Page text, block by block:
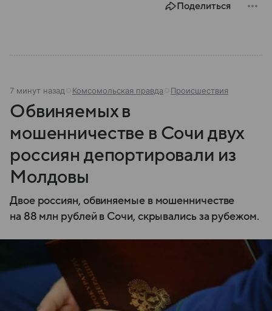
задачи выполняет и какую роль играет вПоделиться
7 минут назад Комсомольская правда Происшествия
Обвиняемых в
мошенничестве в Сочи двух
россиян депортировали из
Молдовы
Двое россиян, обвиняемые в мошенничестве
на 88 млн рублей в Сочи, скрывались за рубежом.